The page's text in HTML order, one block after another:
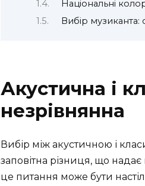
Національні
Вибір музиканта:
Акустична і
незрівнянна
Вибір між акустичною і
заповітна різниця, що надає
це питання може бути